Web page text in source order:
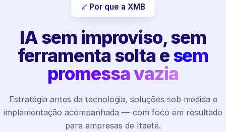
Por que a XMB
IA sem improviso, sem
ferramenta solta esem
promessa vazia
Estratégia antes da tecnologia, soluções sob medida e
implementação acompanhada — com foco em resultado
para empresas de Itaeté.